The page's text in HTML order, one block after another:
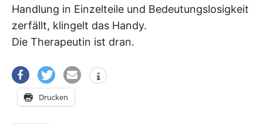
Handlung in Einzelteile und Bedeutungslosigkeit
zerfällt, klingelt das Handy.
Die Therapeutin ist dran.
Drucken